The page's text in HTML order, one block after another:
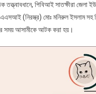
পিবিআই সাতক্ষীরা জেলা
(নিরস্ত্র) মোঃ মনিরুল ইসলাম সহ
সময় আসামীকে আটক করা হয়।